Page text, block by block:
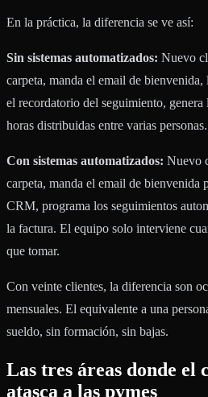
En la práctica, la diferencia se ve así:
Sin sistemas automatizados: Nuevo
carpeta, manda el email de
el recordatorio del seguimiento,
horas distribuidas entre varias personas.
Con sistemas automatizados: Nuevo
carpeta, manda el email de bienvenida
CRM, programa los seguimientos
la factura. El equipo solo interviene
que tomar.
Con veinte clientes, la diferencia son
mensuales. El equivalente a una
sueldo, sin formación, sin bajas.
Las tres áreas donde el
atasca a las pymes